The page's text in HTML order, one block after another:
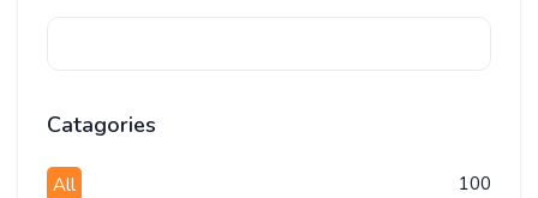
Catagories
All
100